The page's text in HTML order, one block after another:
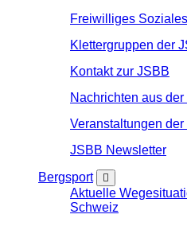
Freiwilliges
Klettergruppen der
Kontakt zur JSBB
Nachrichten aus der
Veranstaltungen der
JSBB Newsletter
Bergsport
Aktuelle
Schweiz